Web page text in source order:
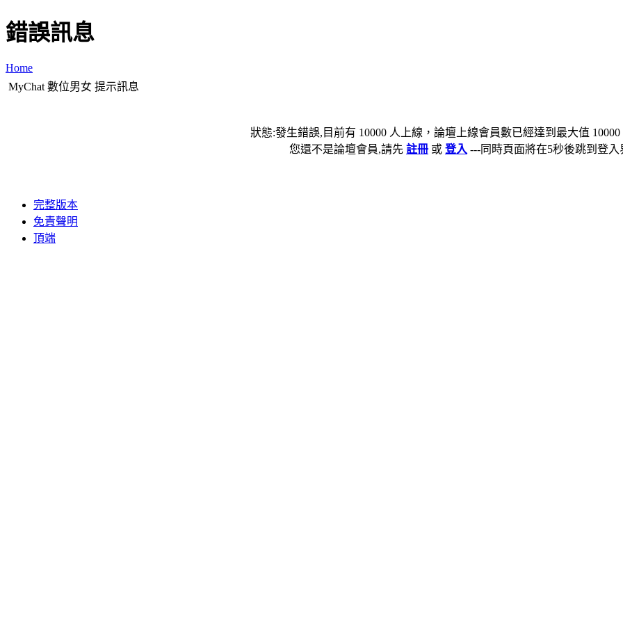
錯誤訊息
Home
MyChat 數位男女 提示訊息
狀態:發生錯誤,目前有 10000 人上線，論壇上線會員數已經達到最大值
您還不是論壇會員,請先 註冊 或 登入 ---同時頁面將在5秒後跳到登入
完整版本
免責聲明
頂端